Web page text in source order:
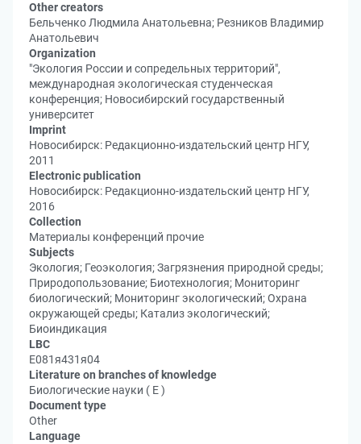
Other creators
Бельченко Людмила Анатольевна; Резников Владимир
Анатольевич
Organization
"Экология России и сопредельных территорий",
международная экологическая студенческая
конференция; Новосибирский государственный
университет
Imprint
Новосибирск: Редакционно-издательский центр НГУ,
2011
Electronic publication
Новосибирск: Редакционно-издательский центр НГУ,
2016
Collection
Материалы конференций прочие
Subjects
Экология; Геоэкология; Загрязнения природной среды;
Природопользование; Биотехнология; Мониторинг
биологический; Мониторинг экологический; Охрана
окружающей среды; Катализ экологический;
Биоиндикация
LBC
Е081я431я04
Literature on branches of knowledge
Биологические науки ( Е )
Document type
Other
Language